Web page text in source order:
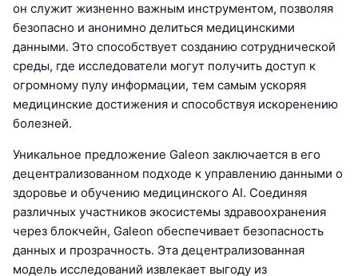
он служит жизненно важным инструментом, позволяя
безопасно и анонимно делиться медицинскими
данными. Это способствует созданию сотруднической
среды, где исследователи могут получить доступ к
огромному пулу информации, тем самым ускоряя
медицинские достижения и способствуя искоренению
болезней.
Уникальное предложение Galeon заключается в его
децентрализованном подходе к управлению данными о
здоровье и обучению медицинского AI. Соединяя
различных участников экосистемы здравоохранения
через блокчейн, Galeon обеспечивает безопасность
данных и прозрачность. Эта децентрализованная
модель исследований извлекает выгоду из